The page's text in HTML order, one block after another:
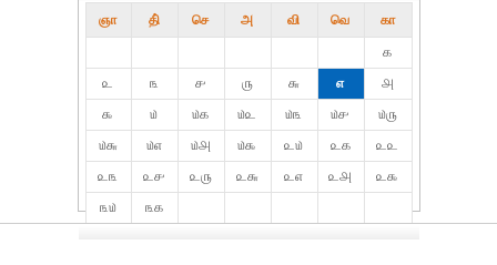
ஞா தி் செ அ வி வெ கா
௧
௨
௩ ௪ ௫ ௬ ௭
௮
௯
௰ ௰௧ ௰௨ ௰௩ ௰௪
௰௫
௰௬
௰௭ ௰௮ ௰௯ ௨௰ ௨௧
௨௨
௨௩
௨௪ ௨௫ ௨௬ ௨௭ ௨௮
௨௯
௩௰
௩௧